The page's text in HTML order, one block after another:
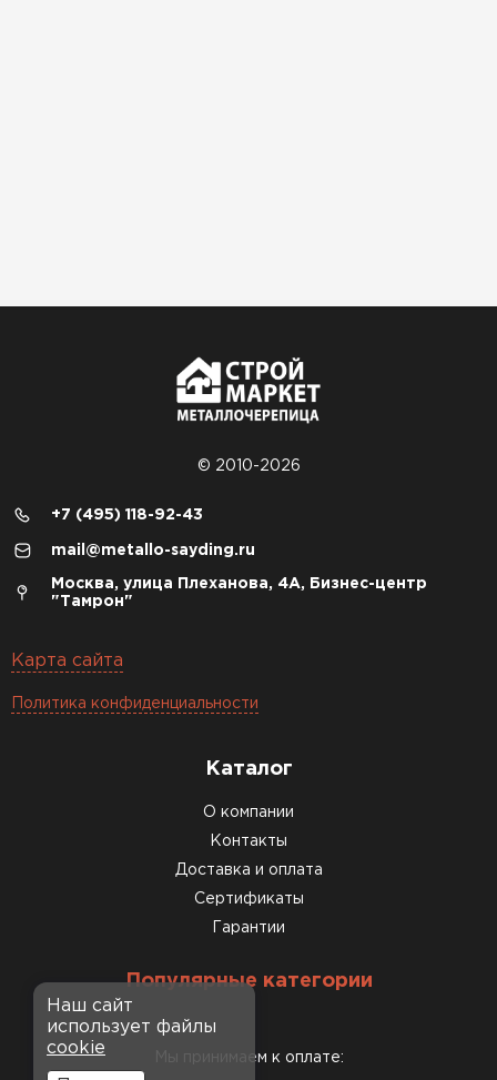
© 2010-2026
+7 (495) 118-92-43
mail@metallo-sayding.ru
Москва, улица Плеханова, 4А, Бизнес-центр
"Тамрон"
Карта сайта
Политика конфиденциальности
Каталог
О компании
Контакты
Доставка и оплата
Сертификаты
Гарантии
Популярные категории
Мы принимаем к оплате:
Наш сайт
использует файлы
cookie